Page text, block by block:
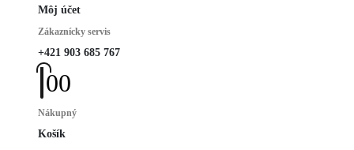
Môj účet
Zákaznícky servis
+421 903 685 767
00
Nákupný
Košík